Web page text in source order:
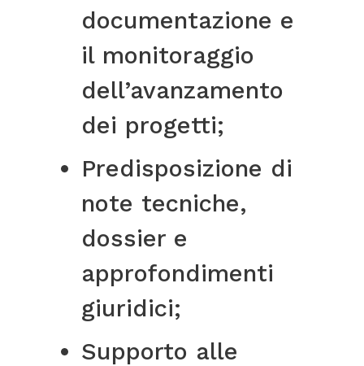
documentazione e
il monitoraggio
dell’avanzamento
dei progetti;
Predisposizione di
note tecniche,
dossier e
approfondimenti
giuridici;
Supporto alle